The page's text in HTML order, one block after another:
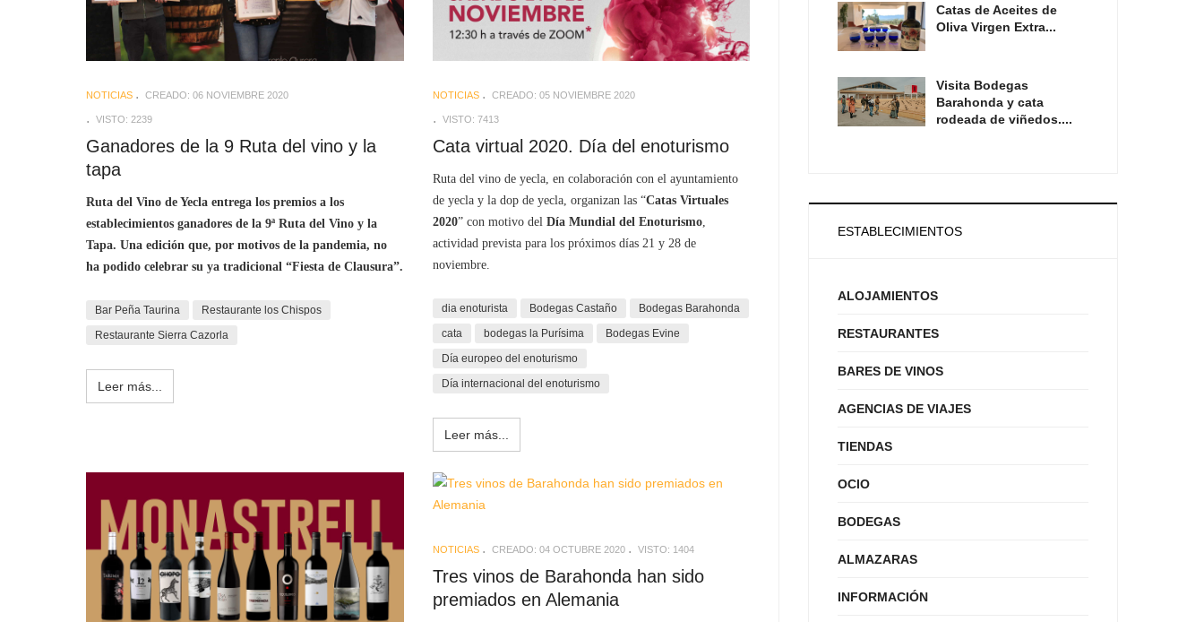
NOTICIAS CREADO: 06 NOVIEMBRE 2020
VISTO: 2239
Ganadores de la 9 Ruta del vino y la
tapa
Ruta del Vino de Yecla entrega los premios a los
establecimientos ganadores de la 9ª Ruta del Vino y la
Tapa. Una edición que, por motivos de la pandemia, no
ha podido celebrar su ya tradicional “Fiesta de Clausura”.
Bar Peña Taurina
Restaurante los Chispos
Restaurante Sierra Cazorla
Leer más...
NOTICIAS CREADO: 05 NOVIEMBRE 2020
VISTO: 7413
Cata virtual 2020. Día del enoturismo
Ruta del vino de yecla, en colaboración con el ayuntamiento
de yecla y la dop de yecla, organizan las “Catas Virtuales
2020” con motivo del Día Mundial del Enoturismo,
actividad prevista para los próximos días 21 y 28 de
noviembre.
dia enoturista Bodegas Castaño
Bodegas Barahonda
cata
bodegas la Purísima
Bodegas Evine
Día europeo del enoturismo
Día internacional del enoturismo
Leer más...
NOTICIAS CREADO: 04 OCTUBRE 2020 VISTO: 1404
Tres vinos de Barahonda han sido
premiados en Alemania
Catas de Aceites de
Oliva Virgen Extra...
Visita Bodegas
Barahonda y cata
rodeada de viñedos....
ESTABLECIMIENTOS
ALOJAMIENTOS
RESTAURANTES
BARES DE VINOS
AGENCIAS DE VIAJES
TIENDAS
OCIO
BODEGAS
ALMAZARAS
INFORMACIÓN